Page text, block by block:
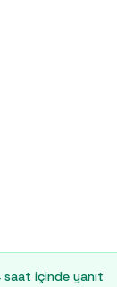
saat içinde yanıt